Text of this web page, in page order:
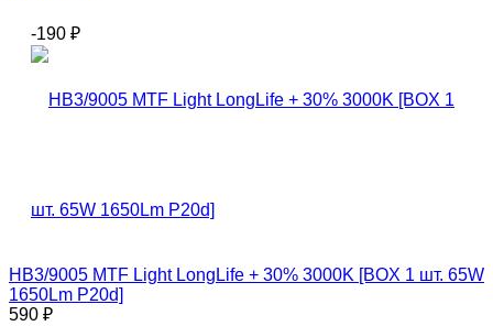
-190 ₽
HB3/9005 MTF Light LongLife + 30% 3000K [BOX 1 шт. 65W
1650Lm P20d]
590 ₽